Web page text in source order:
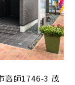
高師1746-3 茂